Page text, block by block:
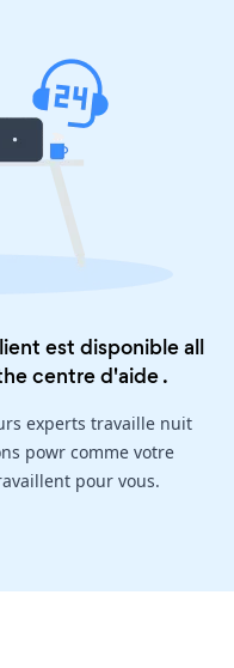
est disponible all
centre d'aide.
experts travaille nuit
powr comme votre
pour vous.